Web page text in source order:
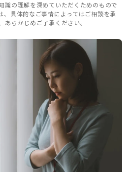
の理解を深めていただくためのもので
、具体的なご事情によってはご相談を承
らかじめご了承ください。